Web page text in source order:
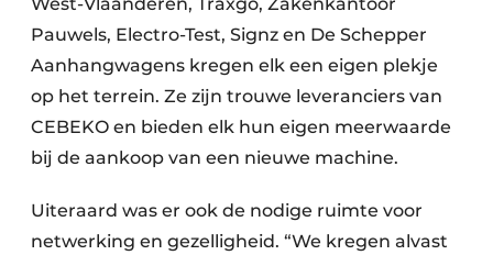
Pauwels, Electro-Test, Signz en De Schepper
Aanhangwagens kregen elk een eigen plekje
op het terrein. Ze zijn trouwe leveranciers van
CEBEKO en bieden elk hun eigen meerwaarde
bij de aankoop van een nieuwe machine.
Uiteraard was er ook de nodige ruimte voor
netwerking en gezelligheid. “We kregen alvast